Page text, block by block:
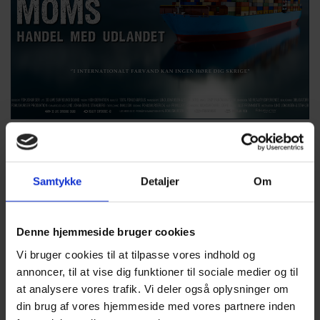
Samtykke Detaljer Om
Denne hjemmeside bruger cookies
Vi bruger cookies til at tilpasse vores indhold og
annoncer, til at vise dig funktioner til sociale medier og til
at analysere vores trafik. Vi deler også oplysninger om
din brug af vores hjemmeside med vores partnere inden
styrken ved at være en del af et stærkt professionelt
netværk.
Netværk Moms & Afgifter